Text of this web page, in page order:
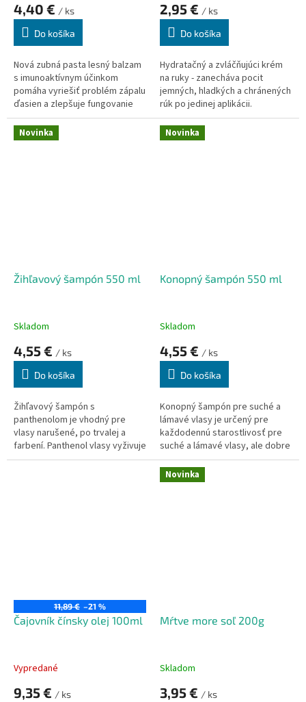
4,40 € / ks
Do košíka
Nová zubná pasta lesný balzam
s imunoaktívnym účinkom
pomáha vyriešiť problém zápalu
ďasien a zlepšuje fungovanie
ústnej imunity , čím sa znižuje
riziko problémov so zápalom
ďasien
2,95 € / ks
Do košíka
Hydratačný a zvláčňujúci krém
na ruky - zanecháva pocit
jemných, hladkých a chránených
rúk po jedinej aplikácii.
Špeciálne zloženie obohatené o
olivový olej a lanolín sa rýchlo
vstrebáva a zároveň hydratuje,
Novinka
Žihľavový šampón 550 ml
Skladom
4,55 € / ks
Do košíka
Žihľavový šampón s
panthenolom je vhodný pre
vlasy narušené, po trvalej a
farbení. Panthenol vlasy vyživuje
a napomáha ich regenerácii.
Novinka
Konopný šampón 550 ml
Skladom
4,55 € / ks
Do košíka
Konopný šampón pre suché a
lámavé vlasy je určený pre
každodennú starostlivosť pre
suché a lámavé vlasy, ale dobre
ošetrí aj ostatné typy vlasov.
Účinky konope v kozmetike a
liečiteľstve sú úplne ohromujúca
11,89 € –21 %
Čajovník čínsky olej 100ml
Vypredané
9,35 € / ks
Novinka
Mŕtve more soľ 200g
Skladom
3,95 € / ks